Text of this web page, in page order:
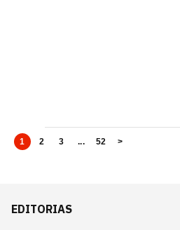
1 2 3 ... 52 >
EDITORIAS